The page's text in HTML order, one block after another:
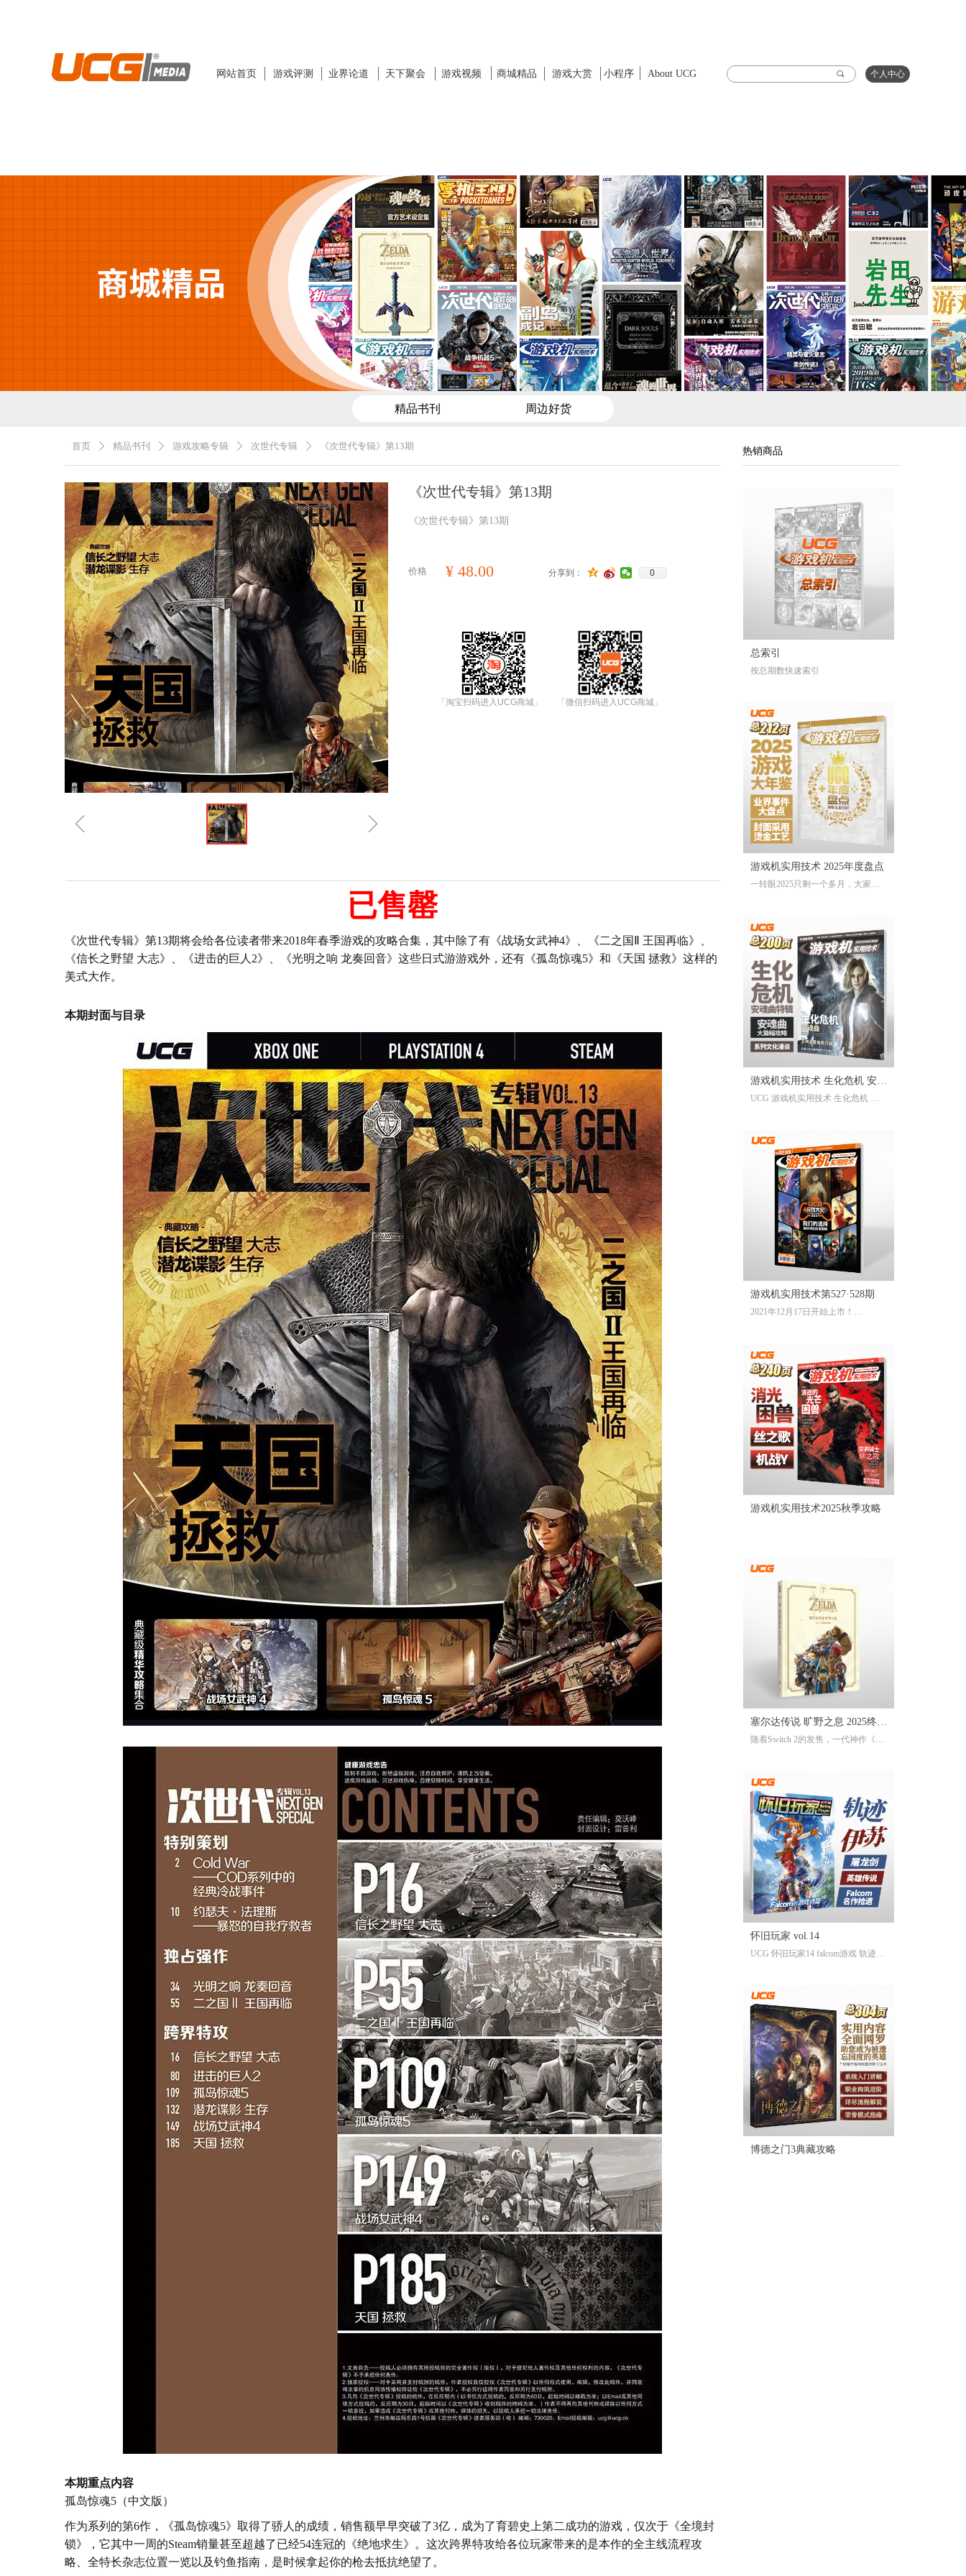
끠
网站首页 商城精品 游戏大赏
业界论道
游戏评测 天下聚会 游戏视频 小程序 About UCG 个人中心
首页 ꄲ 精品书刊 ꄲ 游戏攻略专辑 ꄲ 次世代专辑 ꄲ 《次世代专辑》第13期
ꁆ ꁇ
《次世代专辑》第13期
已售罄
《次世代专辑》第13期将会给各位读者带来2018年春季游戏的攻略合集，其中除了有《战场女武神4》、《二之国
王国再临》、
《信长之野望 大志》、《进击的巨人 2》、《光明之响 龙奏回音》这些日式游游戏外，还有《孤岛惊魂5》和《天国 拯救》这样的
美式大作。
本期封面与目录
本期重点内容
孤岛惊魂5 （中文版）
作为系列的第6作，《孤岛惊魂5》取得了骄人的成绩，销售额早早突破了3亿，成为了育碧史上第二成功的游戏，仅次于《全境封
锁》，它其中一周的Steam销量甚至超越了已经54连冠的《绝地求生》。这次跨界特攻给各位玩家带来的是本作的全主线流程攻
略、全特长杂志位置一览以及钓鱼指南，是时候拿起你的枪去抵抗绝望了。
价格 ¥ 48.00 分享到： 0
热销商品
「微信扫码进入UCG商城」
「淘宝扫码进入UCG商城」
《次世代专辑》第13期
精品书刊 周边好货
总索引
按总期数快速索引
游戏机实用技术 2025年度盘点
一转眼2025只剩一个多月，大家对
前一亮的独立游戏、令人印象深刻
的游戏大事？不记得也不要紧，
《游戏机实用技术 2025年度盘点》
已经帮你全部整合完毕。2025年度
的游戏资讯，看这一本就足够。
继承自UCG每年的年度特辑及合
刊，我们最经典的游戏大年鉴、游
戏大盘点栏目依然在线；年年有今
日岁岁有今朝，UCG小编们心目中
以聚众锐评环节，想要来围观吐槽
的朋友们也请绝对不要放过。此
多打赢复活赛的攻略栏目“实用至上
主义”——最全面的游戏盘点，最详
尽的年鉴资料，更有小而美周边随
限定版档位一起赠送，收藏价值妥
游戏机实用技术 生化危机 安魂
曲特辑
UCG 游戏机实用技术 生化危机 安
游戏机实用技术第527·528期
2021年12月17日开始上市！
游戏机实用技术2025秋季攻略
塞尔达传说 旷野之息 2025终极
攻略本
随着Switch 2的发售，一代神作《旷
受好评的完全攻略本基础上，增加
了16页全新内容，总页数达到了316
页。新增内容包括NS2版详解、ZEL
DA NOTES指南，以及新增的125个
塞尔达声之记忆的收集地图及其内
容！
怀旧玩家 vol.14
UCG 怀旧玩家14 falcom游戏 轨迹系
博德之门3典藏攻略